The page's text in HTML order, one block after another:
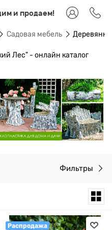
и продаем!
Садовая мебель
Лес" - онлайн каталог
Фильтры
Распродажа